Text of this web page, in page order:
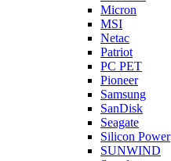
Micron
MSI
Netac
Patriot
PC PET
Pioneer
Samsung
SanDisk
Seagate
Silicon Power
SUNWIND